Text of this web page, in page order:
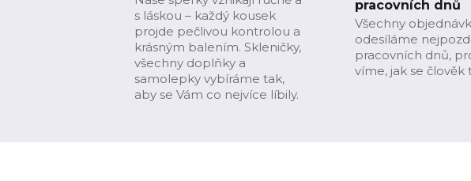
s láskou – každý kousek
projde pečlivou kontrolou a
krásným balením. Skleničky,
všechny doplňky a
samolepky vybíráme tak,
aby se Vám co nejvíce líbily.
pracovních dnů
Všechny
odesíláme
pracovních dnů,
víme, jak se člověk